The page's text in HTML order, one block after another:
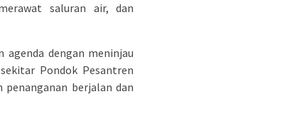
saluran air, dan
dengan meninjau
Pondok Pesantren
berjalan dan